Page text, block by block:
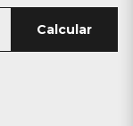
Calcular